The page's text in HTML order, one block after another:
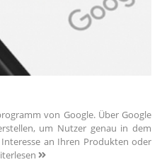
von Google. Über Google
um Nutzer genau in dem
an Ihren Produkten oder